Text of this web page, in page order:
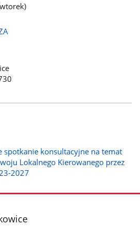
spotkanie konsultacyjne na temat
Lokalnego Kierowanego przez
2027